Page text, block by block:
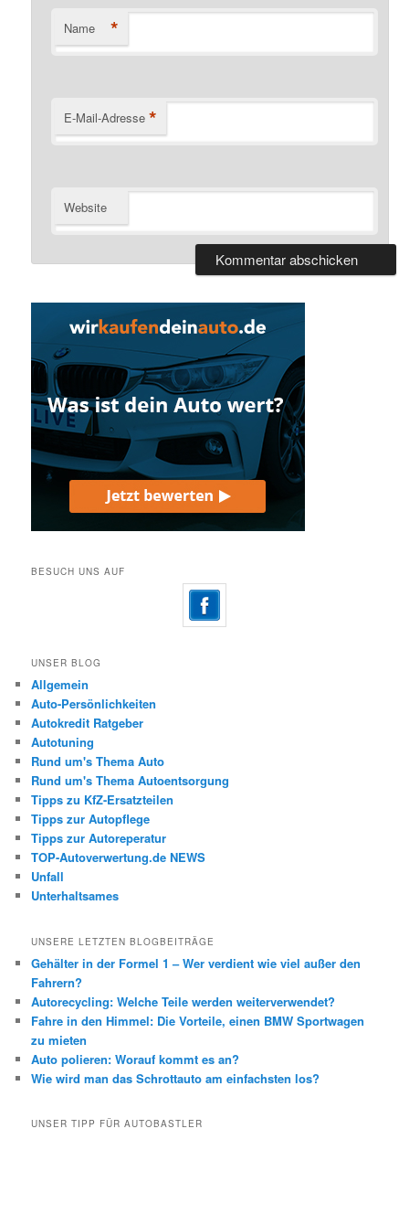
Name *
E-Mail-Adresse *
Website
BESUCH UNS AUF
UNSER BLOG
Allgemein
Auto-Persönlichkeiten
Autokredit Ratgeber
Autotuning
Rund um's Thema Auto
Rund um's Thema Autoentsorgung
Tipps zu KfZ-Ersatzteilen
Tipps zur Autopflege
Tipps zur Autoreperatur
TOP-Autoverwertung.de NEWS
Unfall
Unterhaltsames
UNSERE LETZTEN BLOGBEITRÄGE
Gehälter in der Formel 1 – Wer verdient wie viel außer den
Fahrern?
Autorecycling: Welche Teile werden weiterverwendet?
Fahre in den Himmel: Die Vorteile, einen BMW Sportwagen
zu mieten
Auto polieren: Worauf kommt es an?
Wie wird man das Schrottauto am einfachsten los?
UNSER TIPP FÜR AUTOBASTLER